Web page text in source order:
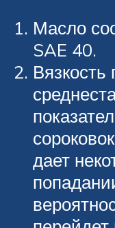
Масло
SAE 40.
дает